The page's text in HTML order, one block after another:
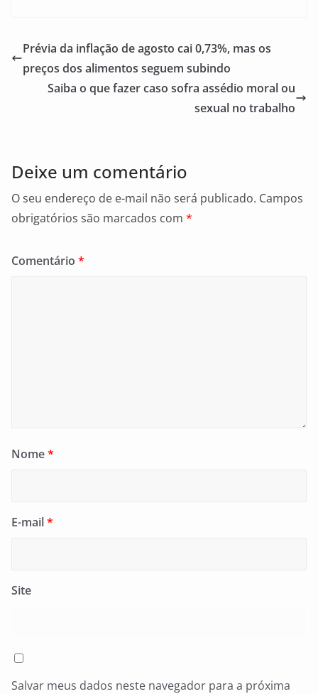
e
b
o
l e
Prévia da inflação de agosto cai 0,73%, mas os
preços dos alimentos seguem subindo
Saiba o que fazer caso sofra assédio moral ou
sexual no trabalho
Deixe um comentário
O seu endereço de e-mail não será publicado. Campos
obrigatórios são marcados com *
Comentário *
Nome*
E-mail*
Site
Salvar meus dados neste navegador para a próxima